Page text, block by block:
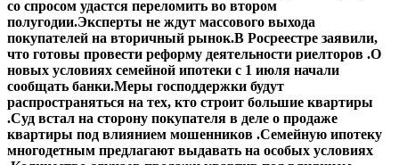
со спросом удастся переломить во втором
полугодии.Эксперты не ждут массового выхода
покупателей на вторичный рынок.В Росреестре заявили,
что готовы провести реформу деятельности риелторов .О
новых условиях семейной ипотеки с 1 июля начали
сообщать банки.Меры господдержки будут
распространяться на тех, кто строит большие квартиры
.Суд встал на сторону покупателя в деле о продаже
квартиры под влиянием мошенников .Семейную ипотеку
многодетным предлагают выдавать на особых условиях